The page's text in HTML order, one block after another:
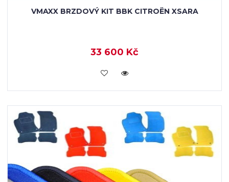
VMAXX BRZDOVÝ KIT BBK CITROËN XSARA
33 600 Kč
KOUPIT